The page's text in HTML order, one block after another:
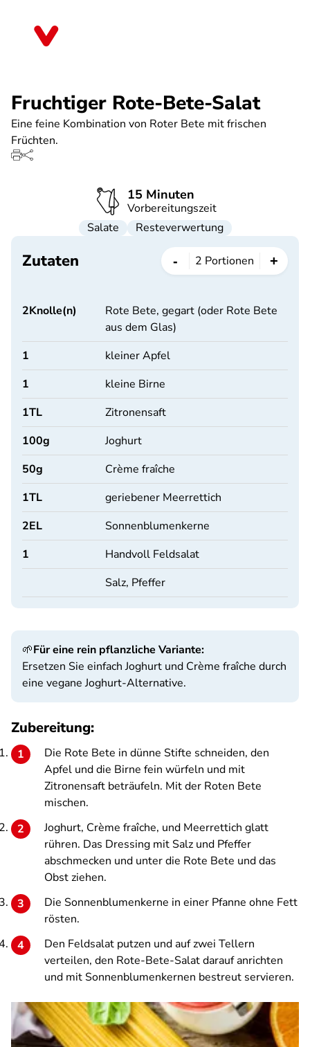
Fruchtiger Rote-Bete-Salat
Eine feine Kombination von Roter Bete mit frischen
Früchten.
15 Minuten
Vorbereitungszeit
Salate
Resteverwertung
Zutaten - 2 Portionen +
2Knolle(n)
Rote Bete, gegart (oder Rote Bete
aus dem Glas)
1
kleiner Apfel
1
kleine Birne
1TL
Zitronensaft
100g
Joghurt
50g
Crème fraîche
1TL
geriebener Meerrettich
2EL
Sonnenblumenkerne
1
Handvoll Feldsalat
Salz, Pfeffer
🌱Für eine rein pflanzliche Variante:
Ersetzen Sie einfach Joghurt und Crème fraîche durch
eine vegane Joghurt-Alternative.
Zubereitung:
Die Rote Bete in dünne Stifte schneiden, den
Apfel und die Birne fein würfeln und mit
Zitronensaft beträufeln. Mit der Roten Bete
mischen.
Joghurt, Crème fraîche, und Meerrettich glatt
rühren. Das Dressing mit Salz und Pfeffer
abschmecken und unter die Rote Bete und das
Obst ziehen.
Die Sonnenblumenkerne in einer Pfanne ohne Fett
rösten.
Den Feldsalat putzen und auf zwei Tellern
verteilen, den Rote-Bete-Salat darauf anrichten
und mit Sonnenblumenkernen bestreut servieren.